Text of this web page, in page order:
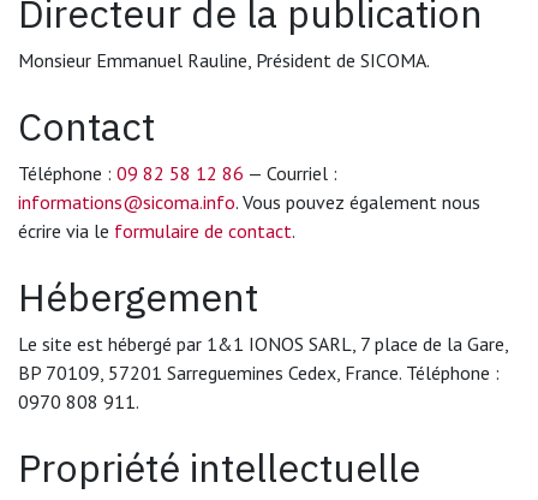
Directeur de la publication
Monsieur Emmanuel Rauline, Président de SICOMA.
Contact
Téléphone : 09 82 58 12 86 — Courriel :
informations@sicoma.info. Vous pouvez également nous
écrire via le formulaire de contact.
Hébergement
Le site est hébergé par 1&1 IONOS SARL, 7 place de la Gare,
BP 70109, 57201 Sarreguemines Cedex, France. Téléphone :
0970 808 911.
Propriété intellectuelle